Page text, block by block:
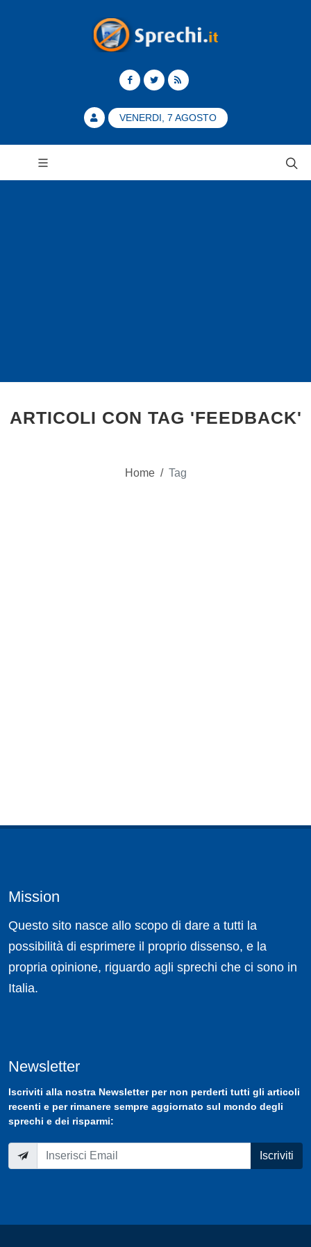
VENERDI, 7 AGOSTO
ARTICOLI CON TAG 'FEEDBACK'
Home / Tag
Mission
Questo sito nasce allo scopo di dare a tutti la
possibilità di esprimere il proprio dissenso, e la
propria opinione, riguardo agli sprechi che ci sono in
Italia.
Newsletter
Iscriviti alla nostra Newsletterper non perderti tutti gli articoli
recenti e per rimanere sempre aggiornato sul mondo degli
sprechi e dei risparmi:
Iscriviti